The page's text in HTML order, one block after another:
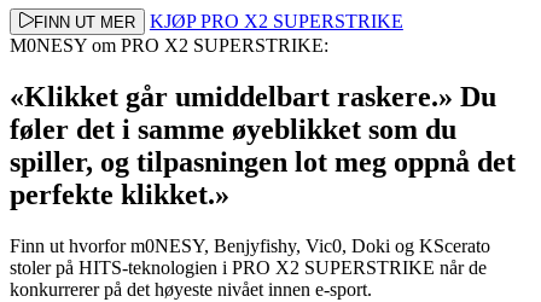
FINN UT MER
KJØP PRO X2 SUPERSTRIKE
M0NESY om PRO X2 SUPERSTRIKE:
«Klikket går umiddelbart raskere.» Du
føler det i samme øyeblikket som du
spiller, og tilpasningen lot meg oppnå det
perfekte klikket.»
Finn ut hvorfor m0NESY, Benjyfishy, Vic0, Doki og KScerato
stoler på HITS-teknologien i PRO X2 SUPERSTRIKE når de
konkurrerer på det høyeste nivået innen e-sport.